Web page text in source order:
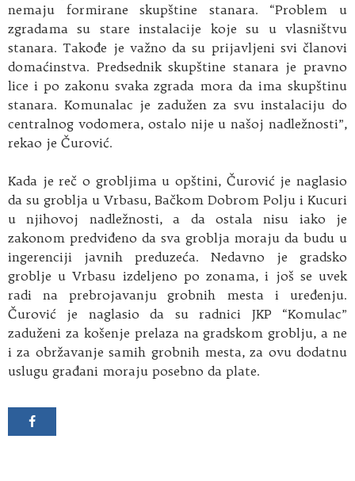
nemaju formirane skupštine stanara. “Problem u
zgradama su stare instalacije koje su u vlasništvu
stanara. Takođe je važno da su prijavljeni svi članovi
domaćinstva. Predsednik skupštine stanara je pravno
lice i po zakonu svaka zgrada mora da ima skupštinu
stanara. Komunalac je zadužen za svu instalaciju do
centralnog vodomera, ostalo nije u našoj nadležnosti”,
rekao je Čurović.
Kada je reč o grobljima u opštini, Čurović je naglasio
da su groblja u Vrbasu, Bačkom Dobrom Polju i Kucuri
u njihovoj nadležnosti, a da ostala nisu iako je
zakonom predviđeno da sva groblja moraju da budu u
ingerenciji javnih preduzeća. Nedavno je gradsko
groblje u Vrbasu izdeljeno po zonama, i još se uvek
radi na prebrojavanju grobnih mesta i uređenju.
Čurović je naglasio da su radnici JKP “Komulac”
zaduženi za košenje prelaza na gradskom groblju, a ne
i za obržavanje samih grobnih mesta, za ovu dodatnu
uslugu građani moraju posebno da plate.